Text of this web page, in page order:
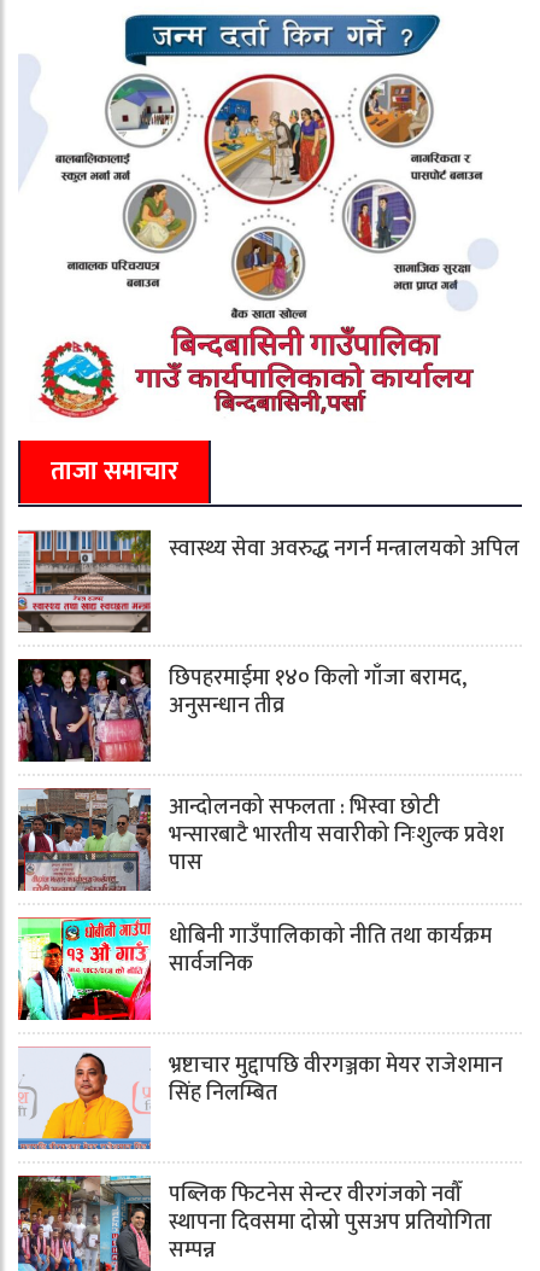
ताजा समाचार
स्वास्थ्य सेवा अवरुद्ध नगर्न मन्त्रालयको अपिल
छिपहरमाईमा १४० किलो गाँजा बरामद,
अनुसन्धान तीव्र
आन्दोलनको सफलता : भिस्वा छोटी
भन्सारबाटै भारतीय सवारीको निःशुल्क प्रवेश
पास
धोबिनी गाउँपालिकाको नीति तथा कार्यक्रम
सार्वजनिक
भ्रष्टाचार मुद्दापछि वीरगञ्जका मेयर राजेशमान
सिंह निलम्बित
पब्लिक फिटनेस सेन्टर वीरगंजको नवौँ
स्थापना दिवसमा दोस्रो पुसअप प्रतियोगिता
सम्पन्न